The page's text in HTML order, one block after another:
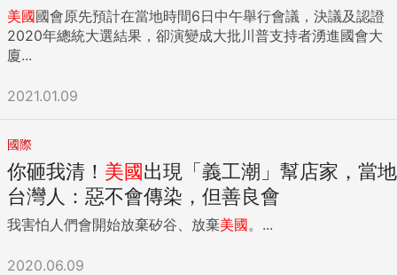
美國國會原先預計在當地時間6日中午舉行會議，決議及認證
2020年總統大選結果，卻演變成大批川普支持者湧進國會大
廈...
2021.01.09
國際
你砸我清！ 美國出現「義工潮」幫店家，當地
台灣人：惡不會傳染，但善良會
我害怕人們會開始放棄矽谷、放棄美國。...
2020.06.09